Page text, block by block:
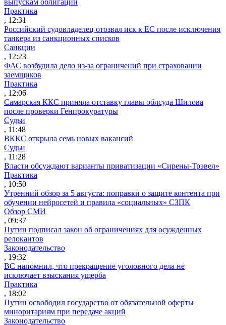
Практика
, 12:31
Российский судовладелец отозвал иск к ЕС после исключения
танкера из санкционных списков
Санкции
, 12:23
ФАС возбудила дело из-за ограничений при страховании
заемщиков
Практика
, 12:06
Самарская ККС приняла отставку главы облсуда Шилова
после проверки Генпрокуратуры
Судьи
, 11:48
ВККС открыла семь новых вакансий
Судьи
, 11:28
Власти обсуждают варианты приватизации «Сирены-Трэвел»
Практика
, 10:50
Утренний обзор за 5 августа: поправки о защите контента при
обучении нейросетей и правила «социальных» СЗПК
Обзор СМИ
, 09:37
Путин подписал закон об ограничениях для осужденных
релокантов
Законодательство
, 19:32
ВС напомнил, что прекращение уголовного дела не
исключает взыскания ущерба
Практика
, 18:02
Путин освободил государство от обязательной оферты
миноритариям при передаче акций
Законодательство